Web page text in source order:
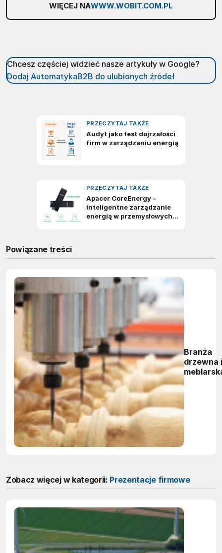
WIĘCEJ NAWWW.WOBIT.COM.PL
Chcesz częściej widzieć nasze artykuły w Google?
Dodaj AutomatykaB2B do ulubionych źródeł
Powiązane treści
Branża
drzewna i
Zobacz więcej w kategorii: Prezentacje firmowe